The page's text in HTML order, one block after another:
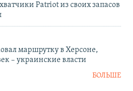
Patriot из своих запасов
маршрутку в Херсоне,
– украинские власти
БОЛЬШЕ